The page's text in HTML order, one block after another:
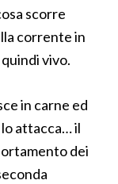
scorre
corrente in
vivo.
in carne ed
lo attacca… il
dei